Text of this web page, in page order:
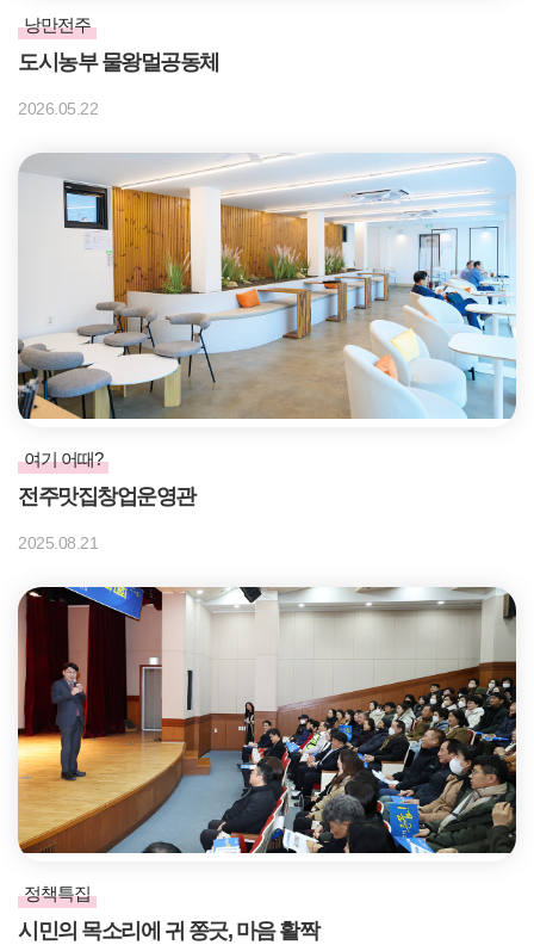
낭만전주
도시농부 물왕멀공동체
2026.05.22
여기 어때?
전주맛집창업운영관
2025.08.21
정책특집
시민의 목소리에 귀 쫑긋, 마음 활짝